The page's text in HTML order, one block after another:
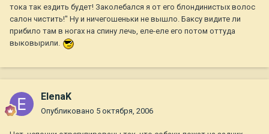
тока так ездить будет! Заколебался я от его блондинистых волос
салон чистить!" Ну и ничегошеньки не вышло. Баксу видите ли
прибило там в ногах на спину лечь, еле-еле его потом оттуда
выковырили.
ElenaK
Опубликовано 5 октября, 2006